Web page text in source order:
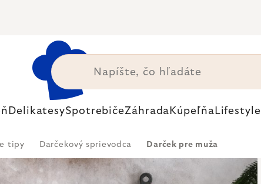
DelikatesySpotrebičeZáhrada Kúpeľňa Lifestyle
tipy Darčekový sprievodca Darček pre muža